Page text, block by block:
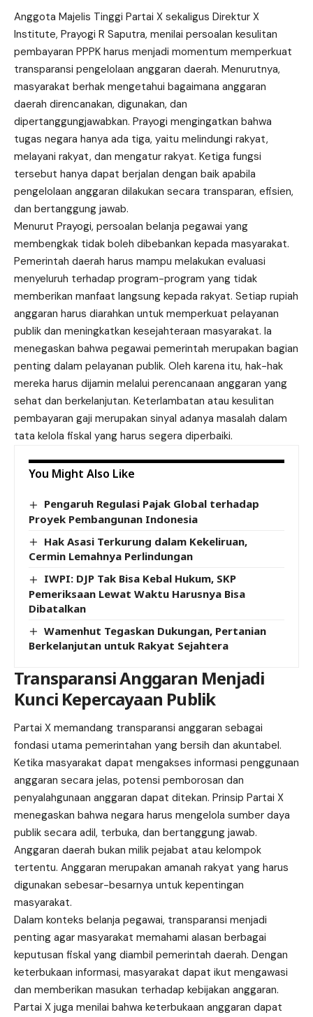
Anggota Majelis Tinggi Partai X sekaligus Direktur X
Institute, Prayogi R Saputra, menilai persoalan kesulitan
pembayaran PPPK harus menjadi momentum memperkuat
transparansi pengelolaan anggaran daerah. Menurutnya,
masyarakat berhak mengetahui bagaimana anggaran
daerah direncanakan, digunakan, dan
dipertanggungjawabkan. Prayogi mengingatkan bahwa
tugas negara hanya ada tiga, yaitu melindungi rakyat,
melayani rakyat, dan mengatur rakyat. Ketiga fungsi
tersebut hanya dapat berjalan dengan baik apabila
pengelolaan anggaran dilakukan secara transparan, efisien,
dan bertanggung jawab.
Menurut Prayogi, persoalan belanja pegawai yang
membengkak tidak boleh dibebankan kepada masyarakat.
Pemerintah daerah harus mampu melakukan evaluasi
menyeluruh terhadap program-program yang tidak
memberikan manfaat langsung kepada rakyat. Setiap rupiah
anggaran harus diarahkan untuk memperkuat pelayanan
publik dan meningkatkan kesejahteraan masyarakat. Ia
menegaskan bahwa pegawai pemerintah merupakan bagian
penting dalam pelayanan publik. Oleh karena itu, hak-hak
mereka harus dijamin melalui perencanaan anggaran yang
sehat dan berkelanjutan. Keterlambatan atau kesulitan
pembayaran gaji merupakan sinyal adanya masalah dalam
tata kelola fiskal yang harus segera diperbaiki.
You Might Also Like
Pengaruh Regulasi Pajak Global terhadap
Proyek Pembangunan Indonesia
Hak Asasi Terkurung dalam Kekeliruan,
Cermin Lemahnya Perlindungan
IWPI: DJP Tak Bisa Kebal Hukum, SKP
Pemeriksaan Lewat Waktu Harusnya Bisa
Dibatalkan
Wamenhut Tegaskan Dukungan, Pertanian
Berkelanjutan untuk Rakyat Sejahtera
Transparansi Anggaran Menjadi
Kunci Kepercayaan Publik
Partai X memandang transparansi anggaran sebagai
fondasi utama pemerintahan yang bersih dan akuntabel.
Ketika masyarakat dapat mengakses informasi penggunaan
anggaran secara jelas, potensi pemborosan dan
penyalahgunaan anggaran dapat ditekan. Prinsip Partai X
menegaskan bahwa negara harus mengelola sumber daya
publik secara adil, terbuka, dan bertanggung jawab.
Anggaran daerah bukan milik pejabat atau kelompok
tertentu. Anggaran merupakan amanah rakyat yang harus
digunakan sebesar-besarnya untuk kepentingan
masyarakat.
Dalam konteks belanja pegawai, transparansi menjadi
penting agar masyarakat memahami alasan berbagai
keputusan fiskal yang diambil pemerintah daerah. Dengan
keterbukaan informasi, masyarakat dapat ikut mengawasi
dan memberikan masukan terhadap kebijakan anggaran.
Partai X juga menilai bahwa keterbukaan anggaran dapat